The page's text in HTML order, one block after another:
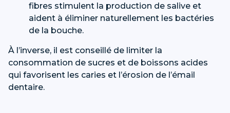
fibres stimulent la production de salive et
aident à éliminer naturellement les bactéries
de la bouche.
À l’inverse, il est conseillé de limiter la
consommation de sucres et de boissons acides
qui favorisent les caries et l’érosion de l’émail
dentaire.